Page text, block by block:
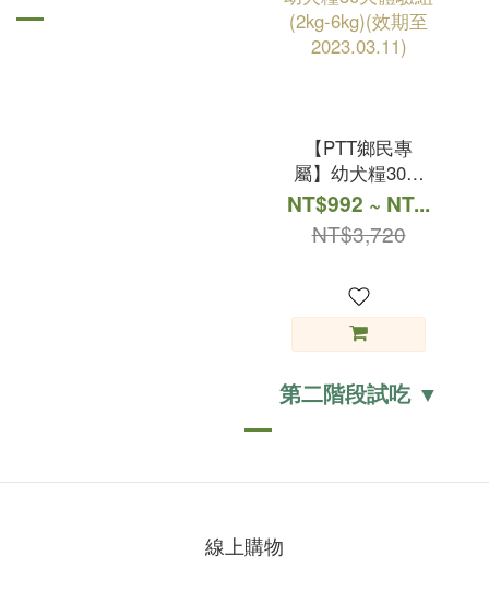
【PTT鄉民專
屬】幼犬糧30天
體驗組(2kg-6kg)
(效期至
2023.03.11)
NT$992 ~ NT...
NT$3,720
第二階段試吃 ▼
線上購物